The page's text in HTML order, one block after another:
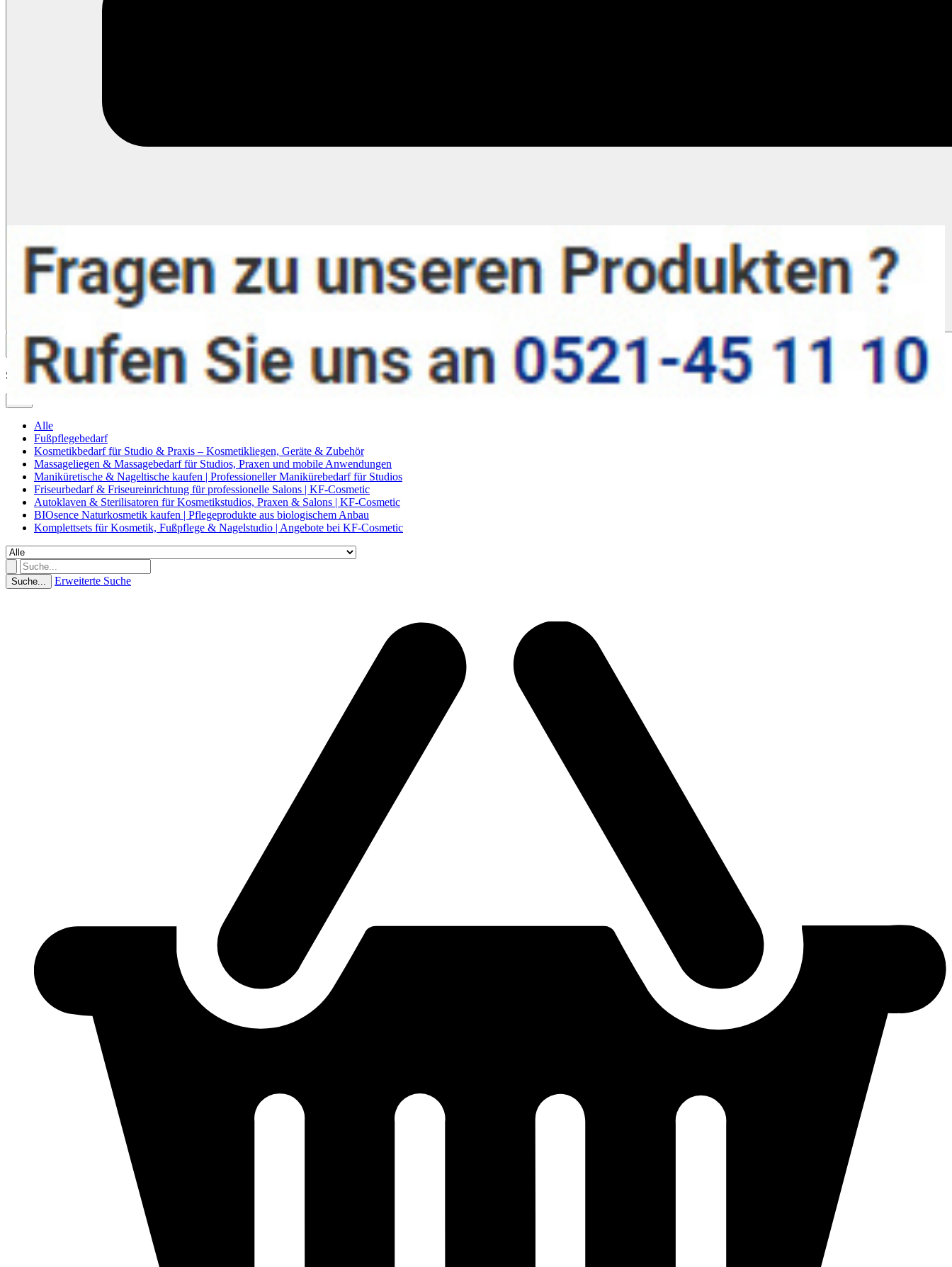
Suche
Alle
Fußpflegebedarf
Kosmetikbedarf für Studio & Praxis – Kosmetikliegen, Geräte & Zubehör
Massageliegen & Massagebedarf für Studios, Praxen und mobile Anwendungen
Maniküretische & Nageltische kaufen | Professioneller Manikürebedarf für Studios
Friseurbedarf & Friseureinrichtung für professionelle Salons | KF-Cosmetic
Autoklaven & Sterilisatoren für Kosmetikstudios, Praxen & Salons | KF-Cosmetic
BIOsence Naturkosmetik kaufen | Pflegeprodukte aus biologischem Anbau
Komplettsets für Kosmetik, Fußpflege & Nagelstudio | Angebote bei KF-Cosmetic
Suche... Erweiterte Suche